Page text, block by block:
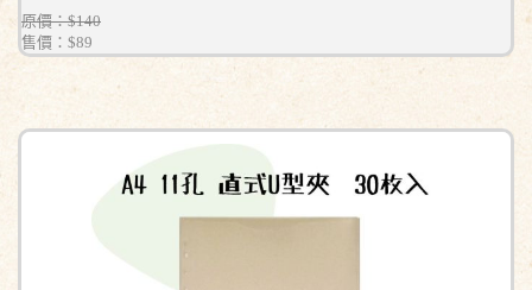
原價：$140
售價： $89